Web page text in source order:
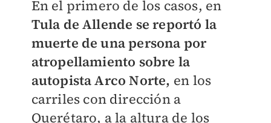
En el primero de los casos, en
Tula de Allende se reportó la
muerte de una persona por
atropellamiento sobre la
autopista Arco Norte, en los
carriles con dirección a
Querétaro, a la altura de los